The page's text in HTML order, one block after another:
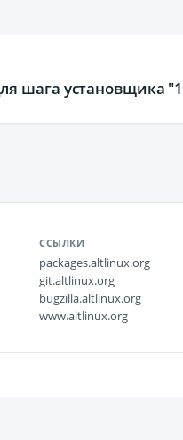
шага
ССЫЛКИ
packages.altlinux.org
git.altlinux.org
bugzilla.altlinux.org
www.altlinux.org